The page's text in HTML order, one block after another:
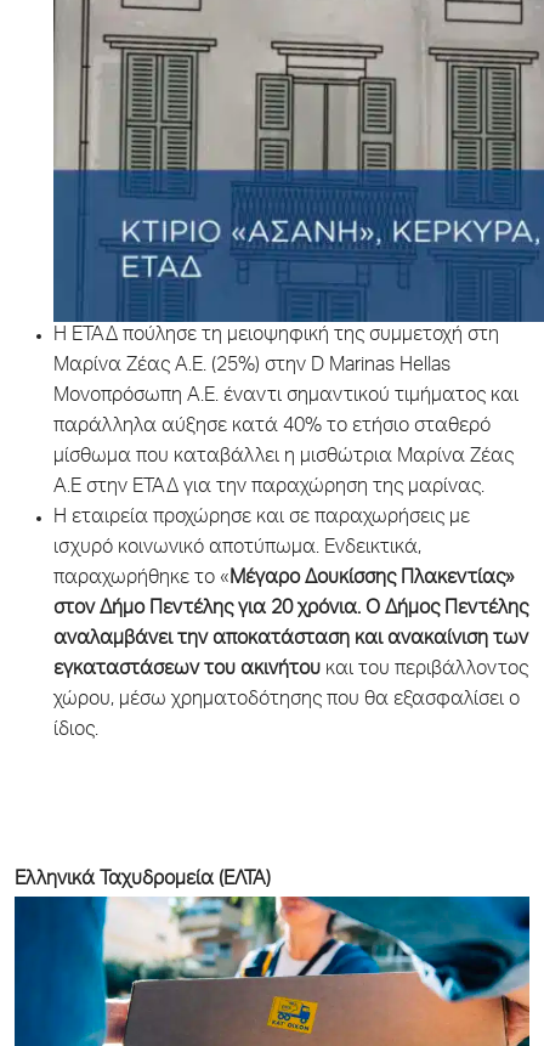
Η ΕΤΑΔ πούλησε τη μειοψηφική της συμμετοχή στη
Μαρίνα Ζέας Α.Ε. (25%) στην D Marinas Hellas
Μονοπρόσωπη Α.Ε. έναντι σημαντικού τιμήματος και
παράλληλα αύξησε κατά 40% το ετήσιο σταθερό
μίσθωμα που καταβάλλει η μισθώτρια Μαρίνα Ζέας
Α.Ε στην ΕΤΑΔ για την παραχώρηση της μαρίνας.
Η εταιρεία προχώρησε και σε παραχωρήσεις με
ισχυρό κοινωνικό αποτύπωμα. Ενδεικτικά,
παραχωρήθηκε το «Μέγαρο Δουκίσσης Πλακεντίας»
στον Δήμο Πεντέλης για 20 χρόνια. Ο Δήμος Πεντέλης
αναλαμβάνει την αποκατάσταση και ανακαίνιση των
εγκαταστάσεων του ακινήτου και του περιβάλλοντος
χώρου, μέσω χρηματοδότησης που θα εξασφαλίσει ο
ίδιος.
Ελληνικά Ταχυδρομεία (ΕΛΤΑ)